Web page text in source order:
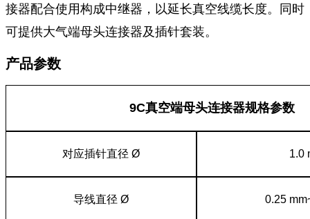
接器配合使用构成中继器，以延长真空线缆长度。同时
可提供大气端母头连接器及插针套装。
产品参数
9C真空端母头连接器规格参数
对应插针直径 Ø 1.0
导线直径 Ø 0.25